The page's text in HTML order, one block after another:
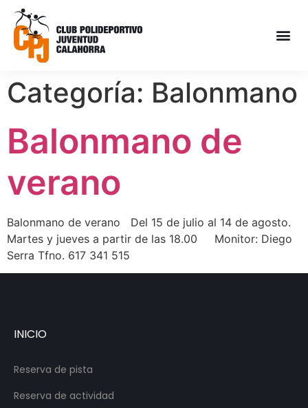
Categoría: Balonmano
Balonmano de
verano
Balonmano de verano Del 15 de julio al 14 de agosto.
Martes y jueves a partir de las 18.00 Monitor: Diego
Serra Tfno. 617 341 515
INICIO
Reserva de pista
Reserva de actividad